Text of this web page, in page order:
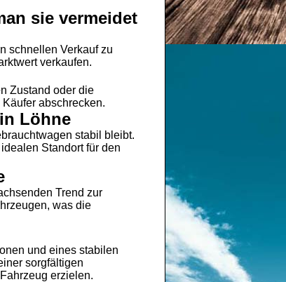
sie vermeidet
schnellen Verkauf zu
verkaufen.
Zustand oder die
abschrecken.
Löhne
stabil bleibt.
Standort für den
Trend zur
was die
und eines stabilen
sorgfältigen
erzielen.